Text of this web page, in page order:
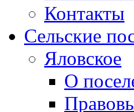
Контакты
Сельские
Яловское
О